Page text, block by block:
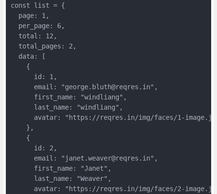
const list = {
  page: 1,
  per_page: 6,
  total: 12,
  total_pages: 2,
  data: [
    {
      id: 1,
      email: "george.bluth@reqres.in",
      first_name: "windliang",
      last_name: "windliang",
avatar: "https://reqres.in/img/faces/1-
    },
    {
      id: 2,
      email: "janet.weaver@reqres.in",
      first_name: "Janet",
      last_name: "Weaver",
avatar: "https://reqres.in/img/faces/2-